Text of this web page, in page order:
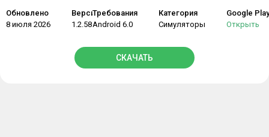
Обновлено
8 июля 2026
Версия
1.2.581
Требования
Android 6.0
Категория
Симуляторы
Google Play
Открыть
СКАЧАТЬ